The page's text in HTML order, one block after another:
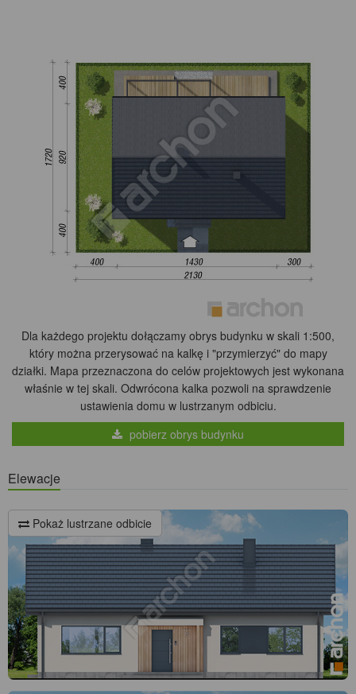
Dla każdego projektu dołączamy obrys budynku w skali 1:500,
który można przerysować na kalkę i "przymierzyć" do mapy
działki. Mapa przeznaczona do celów projektowych jest wykonana
właśnie w tej skali. Odwrócona kalka pozwoli na sprawdzenie
ustawienia domu w lustrzanym odbiciu.
pobierz obrys budynku
Elewacje
Pokaż lustrzane odbicie